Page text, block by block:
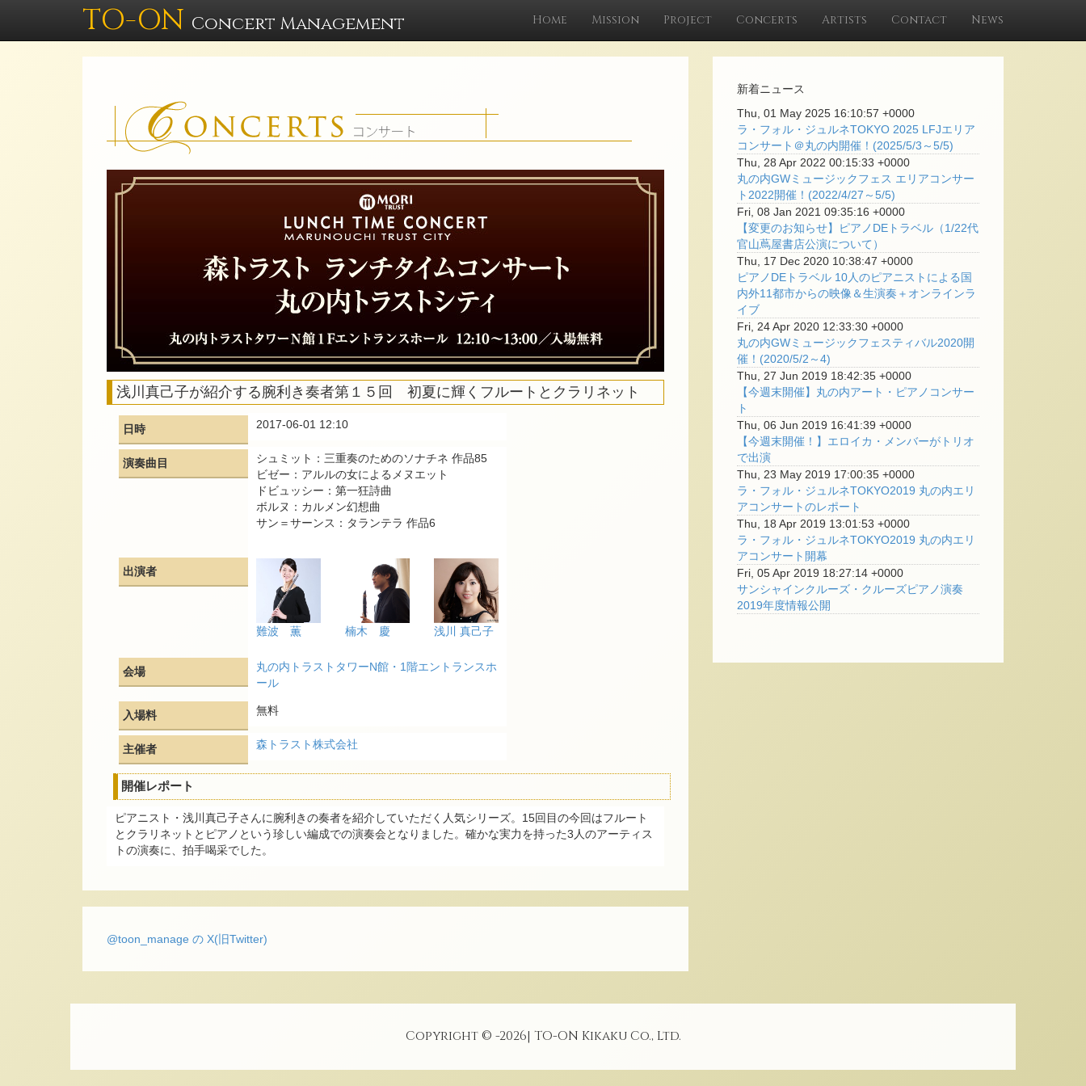
TO-ON Concert Management Home Mission Project Concerts Artists Contact News
浅川真己子が紹介する腕利き奏者第１５回 初夏に輝くフルートとクラリネット
日時 2017-06-01 12:10
演奏曲目
シュミット：三重奏のためのソナチネ 作品85
ビゼー：アルルの女によるメヌエット
ドビュッシー：第一狂詩曲
ボルヌ：カルメン幻想曲
サン＝サーンス：タランテラ 作品6
出演者
難波 薫 楠木 慶 浅川 真己子
会場
丸の内トラストタワーN館・1階エントランスホ
ール
入場料 無料
主催者 森トラスト株式会社
開催レポート
ピアニスト・浅川真己子さんに腕利きの奏者を紹介していただく人気シリーズ。15回目の今回はフルート
とクラリネットとピアノという珍しい編成での演奏会となりました。確かな実力を持った3人のアーティス
トの演奏に、拍手喝采でした。
@toon_manage の X(旧Twitter)
新着ニュース
Thu, 01 May 2025 16:10:57 +0000
ラ・フォル・ジュルネTOKYO 2025 LFJエリア
コンサート＠丸の内開催！(2025/5/3～5/5)
Thu, 28 Apr 2022 00:15:33 +0000
丸の内GWミュージックフェス エリアコンサー
ト2022開催！(2022/4/27～5/5)
Fri, 08 Jan 2021 09:35:16 +0000
【変更のお知らせ】ピアノDEトラベル（1/22代
官山蔦屋書店公演について）
Thu, 17 Dec 2020 10:38:47 +0000
ピアノDEトラベル 10人のピアニストによる国
内外11都市からの映像＆生演奏＋オンラインラ
イブ
Fri, 24 Apr 2020 12:33:30 +0000
丸の内GWミュージックフェスティバル2020開
催！(2020/5/2～4)
Thu, 27 Jun 2019 18:42:35 +0000
【今週末開催】丸の内アート・ピアノコンサー
ト
Thu, 06 Jun 2019 16:41:39 +0000
【今週末開催！】エロイカ・メンバーがトリオ
で出演
Thu, 23 May 2019 17:00:35 +0000
ラ・フォル・ジュルネTOKYO2019 丸の内エリ
アコンサートのレポート
Thu, 18 Apr 2019 13:01:53 +0000
ラ・フォル・ジュルネTOKYO2019 丸の内エリ
アコンサート開幕
Fri, 05 Apr 2019 18:27:14 +0000
サンシャインクルーズ・クルーズピアノ演奏
2019年度情報公開
Copyright © -2026| TO-ON Kikaku Co., Ltd.